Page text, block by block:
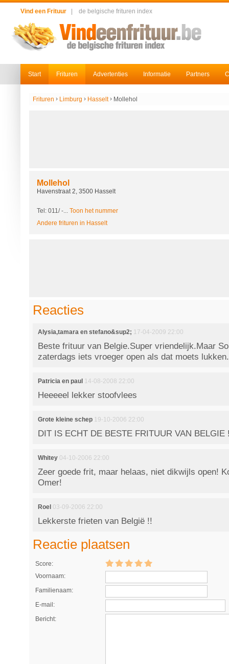
Vind een Frituur de belgische frituren index
Start Frituren Advertenties Informatie Partners
Frituren › Limburg › Hasselt › Mollehol
Mollehol
Havenstraat 2, 3500 Hasselt
Tel: 011/-... Toon het nummer
Andere frituren in Hasselt
Reacties
Alysia,tamara en stefano&sup2; 17-04-2009 22:00
Beste frituur van Belgie.Super vriendelijk.Maar
zaterdags iets vroeger open als dat moets
Patricia en paul 14-08-2008 22:00
Heeeeel lekker stoofvlees
Grote kleine schep 19-10-2006 22:00
DIT IS ECHT DE BESTE FRITUUR VAN BELGIE
Whitey 04-10-2006 22:00
Zeer goede frit, maar helaas, niet dikwijls open!
Omer!
Roel 03-09-2006 22:00
Lekkerste frieten van België !!
Reactie plaatsen
Score:
Voornaam:
Familienaam:
E-mail:
Bericht: